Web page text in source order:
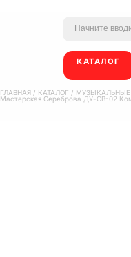
КАТАЛОГ
ГЛАВНАЯ / КАТАЛОГ /
Мастерская Сереброва ДУ-СВ-02